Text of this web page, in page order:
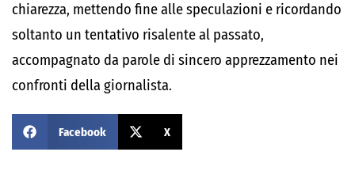
chiarezza, mettendo fine alle speculazioni e ricordando
soltanto un tentativo risalente al passato,
accompagnato da parole di sincero apprezzamento nei
confronti della giornalista.
Facebook X